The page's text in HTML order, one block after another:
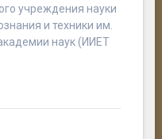
учреждения науки
и техники им.
наук (ИИЕТ